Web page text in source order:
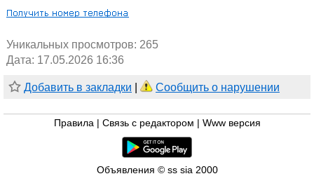
Уникальных просмотров: 265
Дата: 17.05.2026 16:36
Добавить в закладки Сообщить о нарушении
Правила Связь с редактором Www версия
Объявления © ss sia 2000